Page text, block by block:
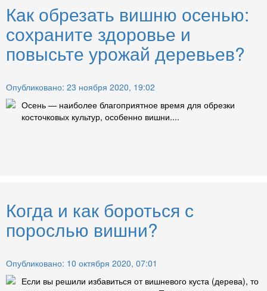
Как обрезать вишню осенью:
сохраните здоровье и
повысьте урожай деревьев?
Опубликовано: 23 ноября 2020, 19:02
Осень — наиболее благоприятное время для обрезки
косточковых культур, особенно вишни....
Когда и как бороться с
порослью вишни?
Опубликовано: 10 октября 2020, 07:01
Если вы решили избавиться от вишневого куста (дерева), то